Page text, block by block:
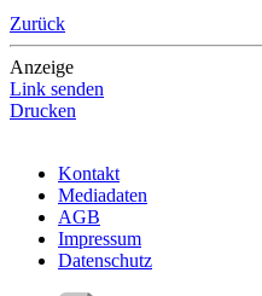
Zurück
Anzeige
Link senden
Drucken
Kontakt
Mediadaten
AGB
Impressum
Datenschutz